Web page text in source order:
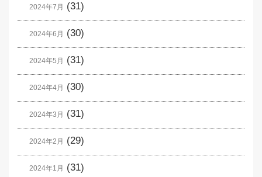
2024年7月 (31)
2024年6月 (30)
2024年5月 (31)
2024年4月 (30)
2024年3月 (31)
2024年2月 (29)
2024年1月 (31)